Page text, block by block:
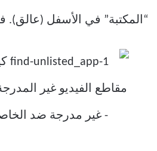
“المكتبة” في الأسفل